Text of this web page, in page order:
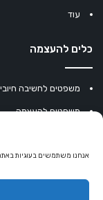
אנחנו משתמשים בעוגיות
עוד
כלים להעצמה
משפטים לחשיבה
משפטים להעצמה
מחשבון נומרולוגיה
קריסטלים למזלות